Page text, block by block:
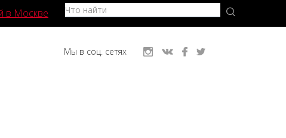
в Москве
Мы в соц. сетях